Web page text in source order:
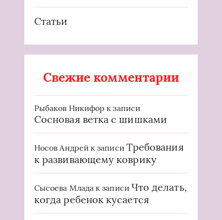
Статьи
Свежие комментарии
Рыбаков Никифор к записи
Сосновая ветка с шишками
Носов Андрейк записи Требования
к развивающему коврику
Сысоева Млада к записи Что делать,
когда ребенок кусается